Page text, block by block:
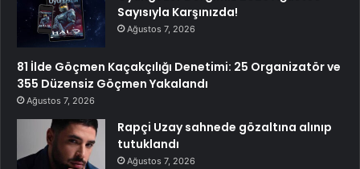
Sayısıyla Karşınızda!
Ağustos 7, 2026
81 İlde Göçmen Kaçakçılığı Denetimi: 25 Organizatör ve
355 Düzensiz Göçmen Yakalandı
Ağustos 7, 2026
Rapçi Uzay sahnede gözaltına alınıp
tutuklandı
Ağustos 7, 2026